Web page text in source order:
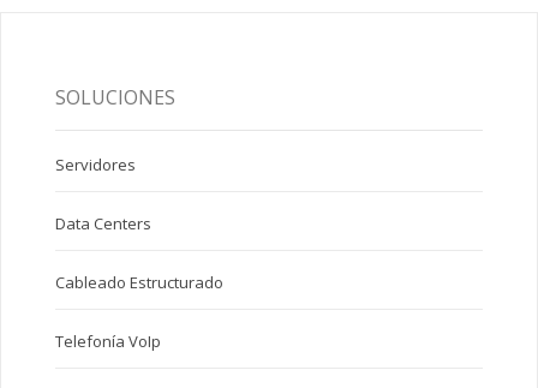
SOLUCIONES
Servidores
Data Centers
Cableado Estructurado
Telefonía VoIp